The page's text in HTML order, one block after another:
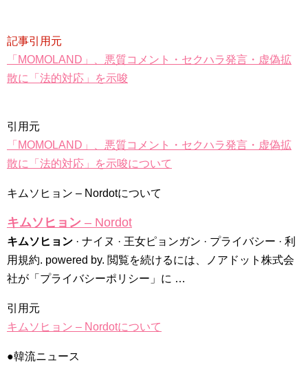
Jin-Crash Landing On You/ヒョンビン❤️ソンイェジン / エンジョイ❕
ユン・ギュンサン、番組にも登場した愛猫が急死…イ・ソンギ
ョンら同僚芸能人から慰めの言葉が続々 – Taka News
キム・レウォンの影絵遊び！？「黒騎士～永遠の約束～」メイ
復…痩せたのはソン・ジェリムのせい!? 」 (11/26)
キム・ユジョン、美しいセルフショットで近況を伝える“会いた
いでしょ？” Big News TV
キム・ユジョン、新ドラマ「まず熱く掃除せよ」に出演確
幻の王女チャミョンゴ エンディング
[Fan MV]七日の王妃(7일의 왕비)OST – 정기고 (Junggigo) – 그
俳優カン・ギヨン、突然の熱愛宣言…「キム秘書がなぜそう
か」出演で話題 Big News TV
記事引用元
「MOMOLAND」、悪質コメント・セクハラ発言・虚偽拡
散に「法的対応」を示唆
引用元
「MOMOLAND」、悪質コメント・セクハラ発言・虚偽拡
散に「法的対応」を示唆について
キムソヒョン – Nordotについて
キムソヒョン – Nordot
キムソヒョン · ナイヌ · 王女ピョンガン · プライバシー · 利
用規約. powered by. 閲覧を続けるには、ノアドット株式会
社が「プライバシーポリシー」に …
引用元
キムソヒョン – Nordotについて
●韓流ニュース